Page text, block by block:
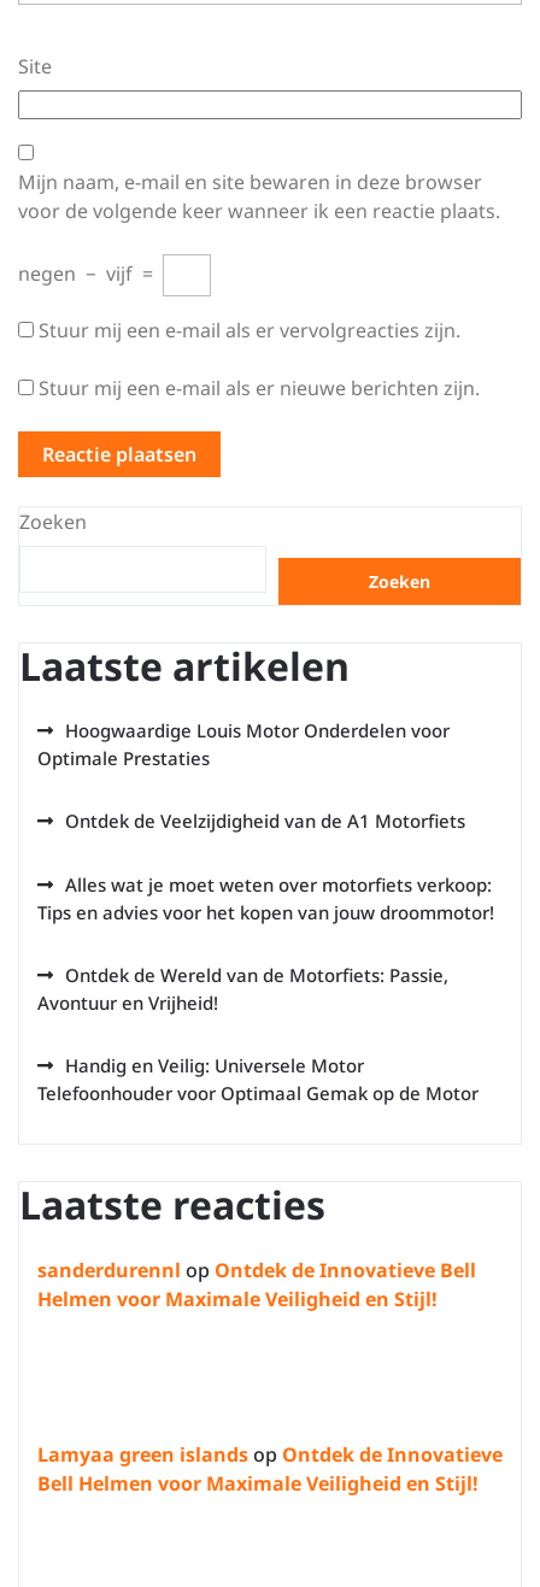
Site
Mijn naam, e-mail en site bewaren in deze browser
voor de volgende keer wanneer ik een reactie plaats.
negen − vijf =
Stuur mij een e-mail als er vervolgreacties zijn.
Stuur mij een e-mail als er nieuwe berichten zijn.
Zoeken
Zoeken
Laatste artikelen
Hoogwaardige Louis Motor Onderdelen voor
Optimale Prestaties
Ontdek de Veelzijdigheid van de A1 Motorfiets
Alles wat je moet weten over motorfiets verkoop:
Tips en advies voor het kopen van jouw droommotor!
Ontdek de Wereld van de Motorfiets: Passie,
Avontuur en Vrijheid!
Handig en Veilig: Universele Motor
Telefoonhouder voor Optimaal Gemak op de Motor
Laatste reacties
sanderdurennl op Ontdek de Innovatieve Bell
Helmen voor Maximale Veiligheid en Stijl!
Lamyaa green islandsop Ontdek de Innovatieve
Bell Helmen voor Maximale Veiligheid en Stijl!